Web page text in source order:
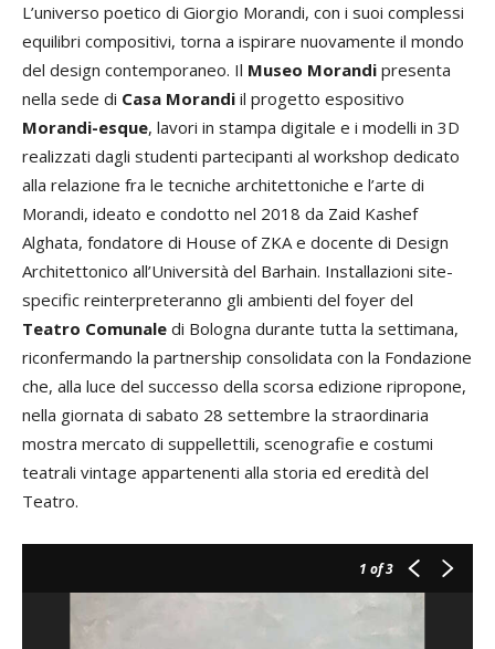
L’universo poetico di Giorgio Morandi, con i suoi complessi
equilibri compositivi, torna a ispirare nuovamente il mondo
del design contemporaneo. Il Museo Morandi presenta
nella sede di Casa Morandi il progetto espositivo
Morandi-esque, lavori in stampa digitale e i modelli in 3D
realizzati dagli studenti partecipanti al workshop dedicato
alla relazione fra le tecniche architettoniche e l’arte di
Morandi, ideato e condotto nel 2018 da Zaid Kashef
Alghata, fondatore di House of ZKA e docente di Design
Architettonico all’Università del Barhain. Installazioni site-
specific reinterpreteranno gli ambienti del foyer del
Teatro Comunale di Bologna durante tutta la settimana,
riconfermando la partnership consolidata con la Fondazione
che, alla luce del successo della scorsa edizione ripropone,
nella giornata di sabato 28 settembre la straordinaria
mostra mercato di suppellettili, scenografie e costumi
teatrali vintage appartenenti alla storia ed eredità del
Teatro.
1 of 3